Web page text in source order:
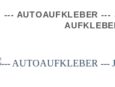
--- AUTOAUFKLEBER ---